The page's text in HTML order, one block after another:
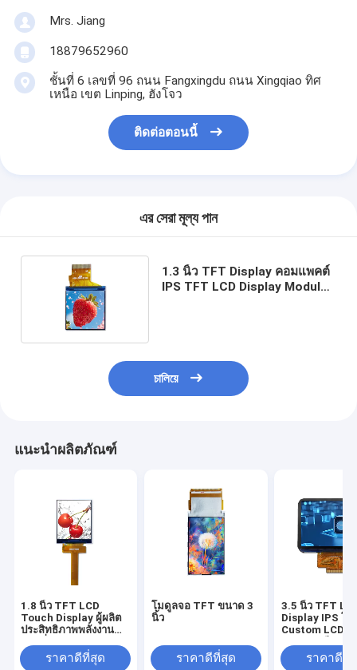
Mrs. Jiang
18879652960
ชั้นที่ 6 เลขที่ 96 ถนน Fangxingdu ถนน Xingqiao ทิศ
เหนือ เขต Linping, ฮังโจว
ติดต่อตอนนี้
এর সেরা মূল্য পান
1.3 นิ้ว TFT Display คอมแพคต์
IPS TFT LCD Display Module
চালিয়ে
แนะนำผลิตภัณฑ์
1.8 นิ้ว TFT LCD
Touch Display ผู้ผลิต
ประสิทธิภาพพลังงาน
ราคาดีที่สุด
โมดูลจอ TFT ขนาด 3
นิ้ว
ราคาดีที่สุด
3.5 นิ้ว TFT
Display IPS โฟ
Custom LCD
ราคาดีที่